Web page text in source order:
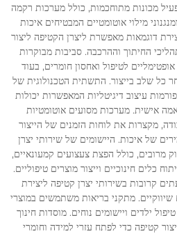
מכונות מתוחכמות, כולל מערכות רקמה
מילוי אוטומטיים המבטיחים איכות
דוגמאות מאפשרת ליצרן הקטיפה ליצור
החיתוך וההרכבה. סביבות מבוקרות
לטיפול ואחסון חומרים, בעוד
כל שלב בייצור. התשתית הטכנולוגית של
עיצוב דיגיטליות המאפשרות יכולות
אישית. מערכות מסועים אוטומטיות
מקצרות את לוחות הזמנים של הייצור
של איכות. היישומים של שירותי יצרן
מרובים, כולל הפצת צעצועים קמעונאיים,
כלים חינוכיים וייצור מוצרים טיפוליים.
קרובות בשירותי יצרן קטיפה ליצירת
שיווקיים. מתקני בריאות משתמשים במוצרי
ילדים ויישומים נוחים. מוסדות חינוך
קטיפה כדי לפתח עזרי למידה וחומרי